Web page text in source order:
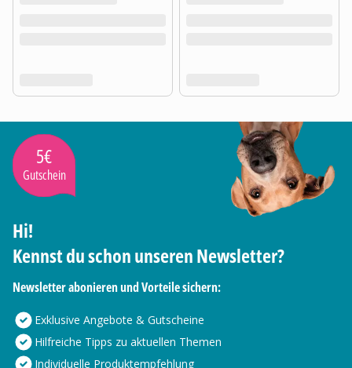
5€
Gutschein
Hi!
Kennst du schon unseren Newsletter?
Newsletter abonieren und Vorteile sichern:
Exklusive Angebote & Gutscheine
Hilfreiche Tipps zu aktuellen Themen
Individuelle Produktempfehlung